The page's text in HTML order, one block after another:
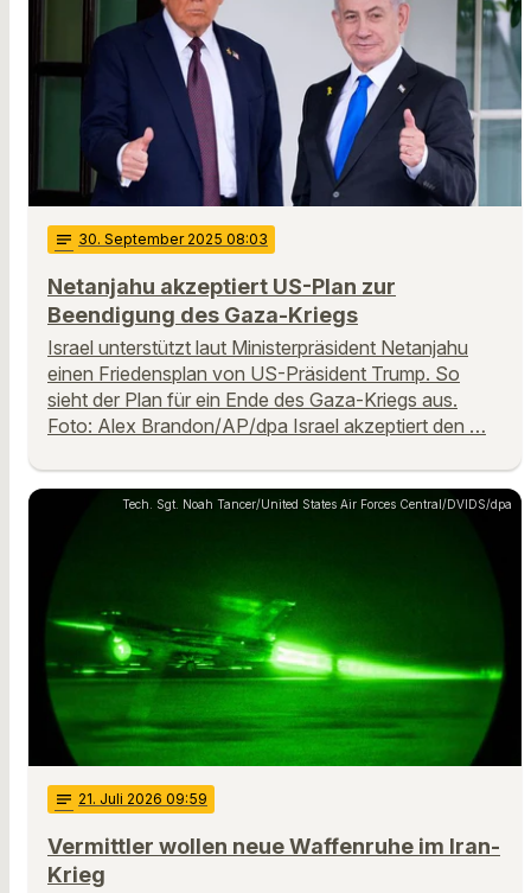
notes 30. September 2025 08:03
Netanjahu akzeptiert US-Plan zur
Beendigung des Gaza-Kriegs
Israel unterstützt laut Ministerpräsident Netanjahu
einen Friedensplan von US-Präsident Trump. So
sieht der Plan für ein Ende des Gaza-Kriegs aus.
Foto: Alex Brandon/AP/dpa Israel akzeptiert den …
Tech. Sgt. Noah Tancer/United States Air Forces Central/DVIDS/dpa
notes 21. Juli 2026 09:59
Vermittler wollen neue Waffenruhe im Iran-
Krieg